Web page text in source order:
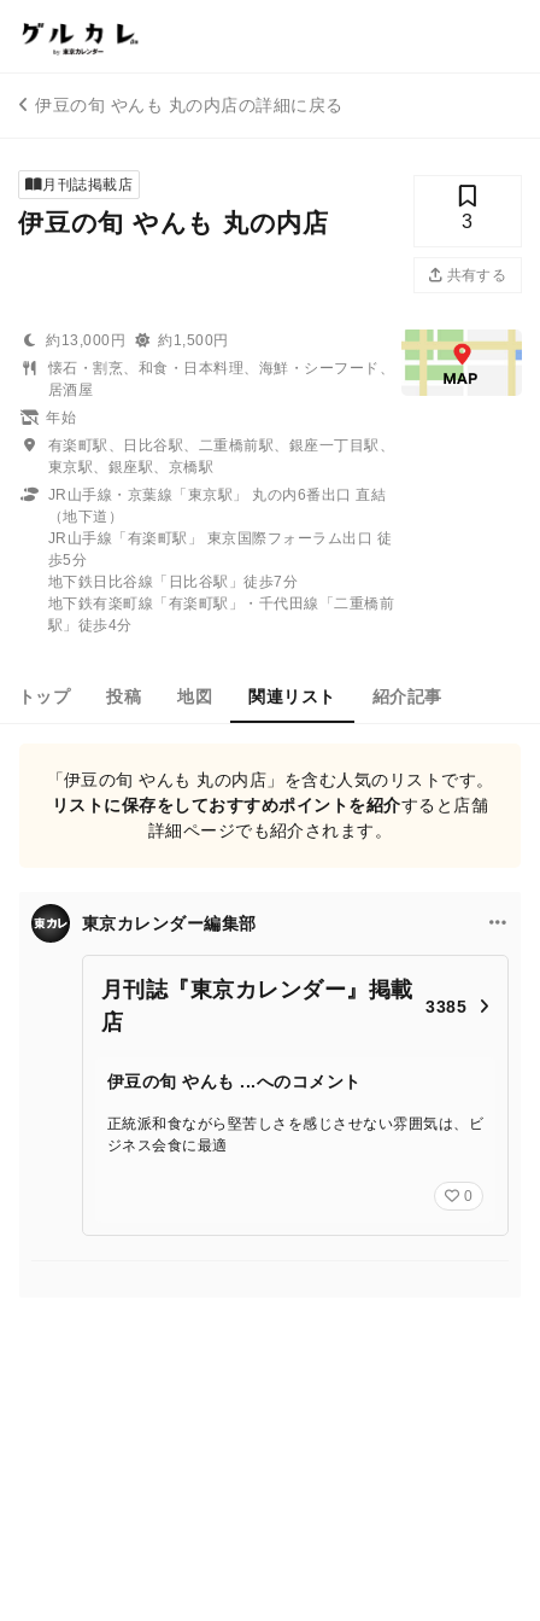
伊豆の旬 やんも 丸の内店の詳細に戻る
月刊誌掲載店
伊豆の旬 やんも 丸の内店 3
共有する
約13,000円
約1,500円
懐石・割烹、和食・日本料理、海鮮・シーフード、
居酒屋
年始
有楽町駅、日比谷駅、二重橋前駅、銀座一丁目駅、
東京駅、銀座駅、京橋駅
JR山手線・京葉線「東京駅」 丸の内6番出口 直結
（地下道）
JR山手線「有楽町駅」 東京国際フォーラム出口 徒
歩5分
地下鉄日比谷線「日比谷駅」徒歩7分
地下鉄有楽町線「有楽町駅」・千代田線「二重橋前
駅」徒歩4分
トップ 投稿 地図 関連リスト 紹介記事
「伊豆の旬 やんも 丸の内店」を含む人気のリストです。
リストに保存をしておすすめポイントを紹介すると店舗
詳細ページでも紹介されます。
東京カレンダー編集部
月刊誌『東京カレンダー』掲載
店
3385
伊豆の旬 やんも ...へのコメント
正統派和食ながら堅苦しさを感じさせない雰囲気は、ビ
ジネス会食に最適
0